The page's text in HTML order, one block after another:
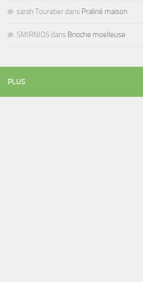
sarah Touratier dans Praliné maison
SMIRNIOS dans Brioche moelleuse
PLUS